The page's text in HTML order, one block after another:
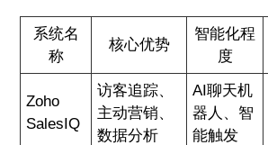
系统名
称
核心优势
智能化程
度
Zoho
SalesIQ
访客追踪、
主动营销、
数据分析
AI聊天机
器人、智
能触发